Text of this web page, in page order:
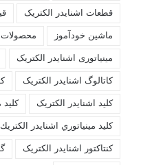
قطعات اشنایدر الکتریک
ماشین خودآموز محصولات
مینیاتوری اشنایدر الکتریک
کاتالوگ اشنایدر الکتریک
کليد اشنايدر الکتريک کليد
کليد مينياتوري اشنايدر الكتريك
کنتاکتور اشنایدر الکتریک